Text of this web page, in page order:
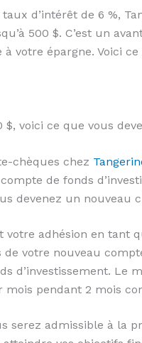
d’intérêt de 6 %,
500 $. C’est un
votre épargne. Voici ce
voici ce que vous
chèques chez
de fonds
devenez un nouveau
votre adhésion en tant
votre nouveau
d’investissement. Le
mois pendant 2 mois
serez admissible à la